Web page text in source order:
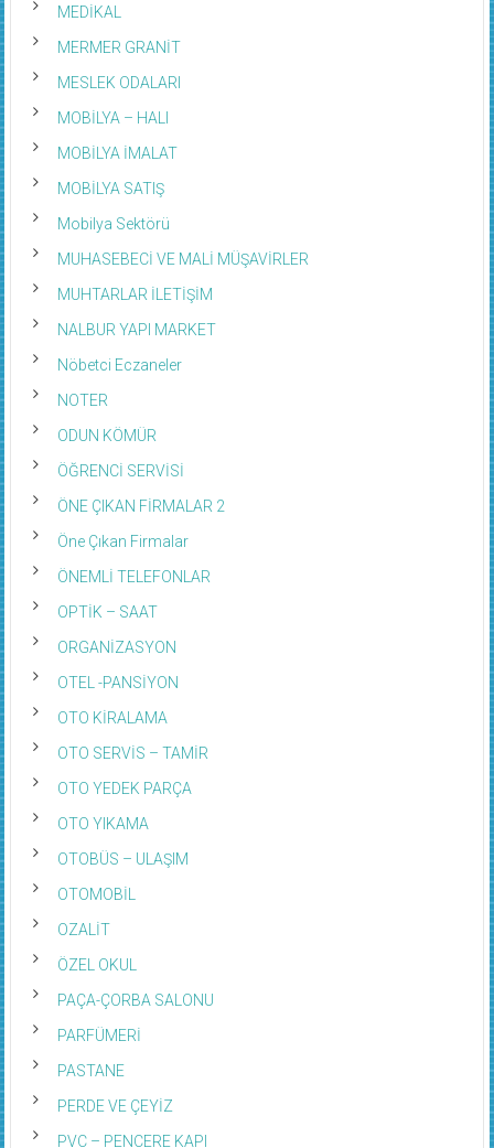
MEDİKAL
MERMER GRANİT
MESLEK ODALARI
MOBİLYA – HALI
MOBİLYA İMALAT
MOBİLYA SATIŞ
Mobilya Sektörü
MUHASEBECİ VE MALİ MÜŞAVİRLER
MUHTARLAR İLETİŞİM
NALBUR YAPI MARKET
Nöbetci Eczaneler
NOTER
ODUN KÖMÜR
ÖĞRENCİ SERVİSİ
ÖNE ÇIKAN FİRMALAR 2
Öne Çıkan Firmalar
ÖNEMLİ TELEFONLAR
OPTİK – SAAT
ORGANİZASYON
OTEL -PANSİYON
OTO KİRALAMA
OTO SERVİS – TAMİR
OTO YEDEK PARÇA
OTO YIKAMA
OTOBÜS – ULAŞIM
OTOMOBİL
OZALİT
ÖZEL OKUL
PAÇA-ÇORBA SALONU
PARFÜMERİ
PASTANE
PERDE VE ÇEYİZ
PVC – PENCERE KAPI